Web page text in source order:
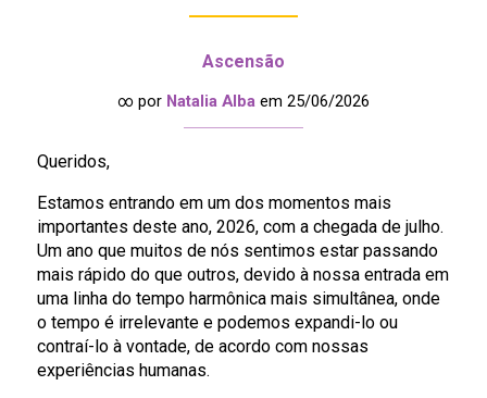
Ascensão
∞ por Natalia Albaem 25/06/2026
Queridos,
Estamos entrando em um dos momentos mais
importantes deste ano, 2026, com a chegada de julho.
Um ano que muitos de nós sentimos estar passando
mais rápido do que outros, devido à nossa entrada em
uma linha do tempo harmônica mais simultânea, onde
o tempo é irrelevante e podemos expandi-lo ou
contraí-lo à vontade, de acordo com nossas
experiências humanas.